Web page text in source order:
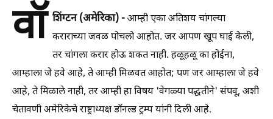
वॉ शिंग्टन (अमेरिका) -आम्ही एका अतिशय चांगल्या
कराराच्या जवळ पोचलो आहोत. जर आपण खूप घाई केली,
तर चांगला करार होऊ शकत नाही. हळूहळू का होईना,
आम्हाला जे हवे आहे, ते आम्ही मिळवत आहोत; पण जर आम्हाला जे हवे
आहे, ते मिळाले नाही, तर आम्ही हा विषय 'वेगळ्या पद्धतीने' संपवू, अशी
चेतावणी अमेरिकेचे राष्ट्राध्यक्ष डॉनल्ड ट्रम्प यांनी दिली आहे.